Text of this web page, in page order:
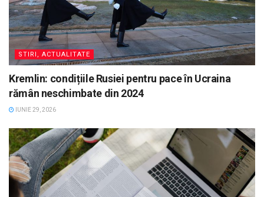
STIRI, ACTUALITATE
Kremlin: condițiile Rusiei pentru pace în Ucraina
rămân neschimbate din 2024
IUNIE 29, 2026